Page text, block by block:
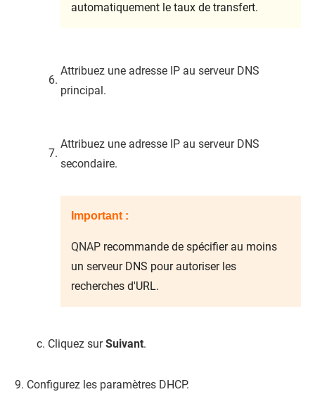
automatiquement le taux de transfert.
Attribuez une adresse IP au serveur DNS
principal.
Attribuez une adresse IP au serveur DNS
secondaire.
Important :
QNAP recommande de spécifier au moins
un serveur DNS pour autoriser les
recherches d'URL.
Cliquez surSuivant.
Configurez les paramètres DHCP.